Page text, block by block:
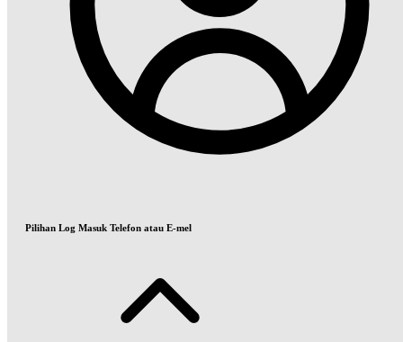
Pilihan Log Masuk Telefon atau E-mel